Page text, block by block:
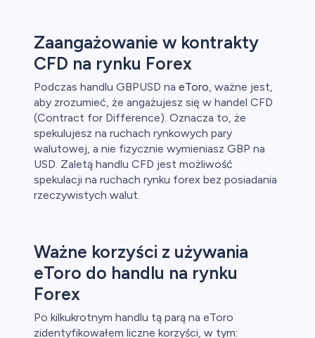
Zaangażowanie w kontrakty
CFD na rynku Forex
Podczas handlu GBPUSD na eToro, ważne jest,
aby zrozumieć, że angażujesz się w handel CFD
(Contract for Difference). Oznacza to, że
spekulujesz na ruchach rynkowych pary
walutowej, a nie fizycznie wymieniasz GBP na
USD. Zaletą handlu CFD jest możliwość
spekulacji na ruchach rynku forex bez posiadania
rzeczywistych walut.
Ważne korzyści z używania
eToro do handlu na rynku
Forex
Po kilkukrotnym handlu tą parą na eToro
zidentyfikowałem liczne korzyści, w tym: